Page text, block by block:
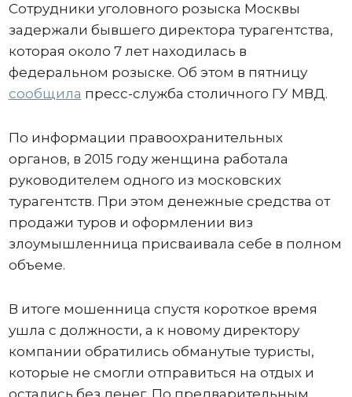
Сотрудники уголовного розыска Москвы
задержали бывшего директора турагентства,
которая около 7 лет находилась в
федеральном розыске. Об этом в пятницу
сообщила пресс-служба столичного ГУ МВД.
По информации правоохранительных
органов, в 2015 году женщина работала
руководителем одного из московских
турагентств. При этом денежные средства от
продажи туров и оформлении виз
злоумышленница присваивала себе в полном
объеме.
В итоге мошенница спустя короткое время
ушла с должности, а к новому директору
компании обратились обманутые туристы,
которые не смогли отправиться на отдых и
остались без денег. По предварительным